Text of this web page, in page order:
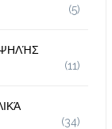
(5)
(11)
(34)